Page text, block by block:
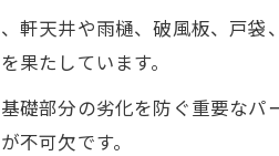
外壁塗装で付帯部分を美しく
軒天井や雨樋、破風板、戸
果たしています。
礎部分の劣化を防ぐ重要な
不可欠です。